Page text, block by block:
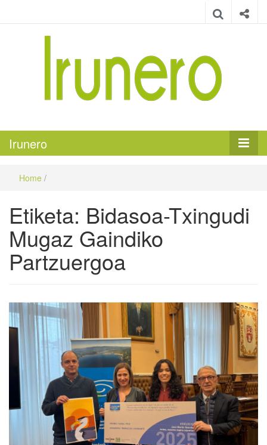
Irunero
Home /
Etiketa: Bidasoa-Txingudi
Mugaz Gaindiko
Partzuergoa